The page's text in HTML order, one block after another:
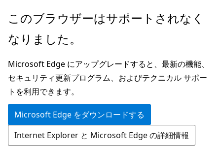
メ
ン
ン
テ
ン
ツ
に
ス
このブラウザーはサポートされなく
なりました。
Microsoft Edge にアップグレードすると、最新の機能、
セキュリティ更新プログラム、およびテクニカル サポー
トを利用できます。
Microsoft Edge をダウンロードする
Internet Explorer と Microsoft Edge の詳細情報